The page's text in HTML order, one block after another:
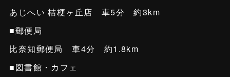
あじへい 桔梗ヶ丘店 車5分 約3km
■郵便局
比奈知郵便局 車4分 約1.8km
■図書館・カフェ